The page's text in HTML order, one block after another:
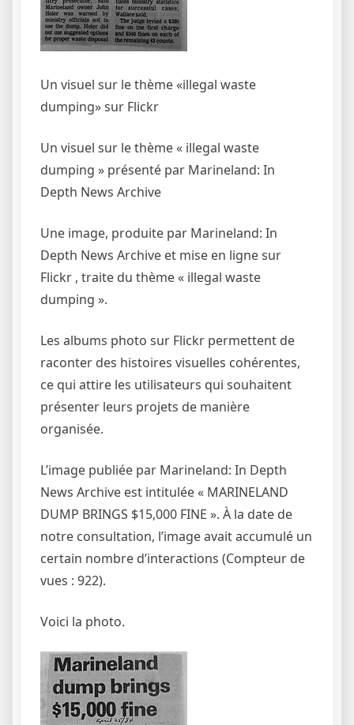
Un visuel sur le thème «illegal waste
dumping» sur Flickr
Un visuel sur le thème « illegal waste
dumping » présenté par Marineland: In
Depth News Archive
Une image, produite par Marineland: In
Depth News Archive et mise en ligne sur
Flickr , traite du thème « illegal waste
dumping ».
Les albums photo sur Flickr permettent de
raconter des histoires visuelles cohérentes,
ce qui attire les utilisateurs qui souhaitent
présenter leurs projets de manière
organisée.
L’image publiée par Marineland: In Depth
News Archive est intitulée « MARINELAND
DUMP BRINGS $15,000 FINE ». À la date de
notre consultation, l’image avait accumulé un
certain nombre d’interactions (Compteur de
vues : 922).
Voici la photo.